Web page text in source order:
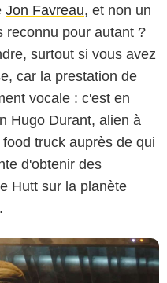
Jon Favreau, et non un
reconnu pour autant ?
surtout si vous avez
car la prestation de
vocale : c'est en
Hugo Durant, alien à
truck auprès de qui
d'obtenir des
Hutt sur la planète
Pictures